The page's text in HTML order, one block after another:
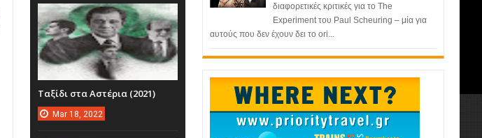
διαφορετικές κριτικές για το The
Experiment του Paul Scheuring – μία για
αυτούς που δεν έχουν δει το ori...
Ταξίδι στα Αστέρια (2021)
Mar 18, 2022